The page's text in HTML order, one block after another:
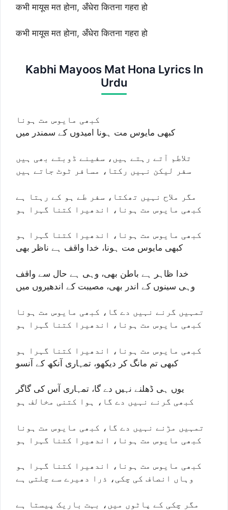
कभी मायूस मत होना, अँधेरा कितना गहरा हो
कभी मायूस मत होना, अँधेरा कितना गहरा हो
Kabhi Mayoos Mat Hona Lyrics In
Urdu
کبھی مایوس مت ہونا
کبھی مایوس مت ہونا امیدوں کے سمندر میں
تلاطم آتے رہتے ہیں، سفینے ڈوبتے بھی ہیں
سفر لیکن نہیں رکتا، مسافر ٹوٹ جاتے ہیں
مگر ملاح نہیں تھکتا، سفر طے ہو کے رہتا ہے
کبھی مایوس مت ہونا، اندھیرا کتنا گہرا ہو
کبھی مایوس مت ہونا، اندھیرا کتنا گہرا ہو
کبھی مایوس مت ہونا، خدا واقف ہے ناظر بھی
خدا ظاہر ہے باطن بھی، وہی ہے حال سے واقف
وہی سینوں کے اندر بھی، مصیبت کے اندھیروں میں
تمہیں گرنے نہیں دے گا، کبھی مایوس مت ہونا
کبھی مایوس مت ہونا، اندھیرا کتنا گہرا ہو
کبھی مایوس مت ہونا، اندھیرا کتنا گہرا ہو
کبھی تم مانگ کر دیکھو، تمہاری آنکھ کے آنسو
یوں ہی ڈھلنے نہیں دے گا، تمہاری آس کی گاگر
کبھی گرنے نہیں دے گا، ہوا کتنی مخالف ہو
تمہیں مڑنے نہیں دے گا، کبھی مایوس مت ہونا
کبھی مایوس مت ہونا، اندھیرا کتنا گہرا ہو
کبھی مایوس مت ہونا، اندھیرا کتنا گہرا ہو
وہاں انصاف کی چکی، ذرا دھیرے سے چلتی ہے
مگر چکی کے پاٹوں میں، بہت باریک پیستا ہے